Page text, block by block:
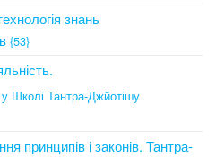
знань
{53}
Школі Тантра-Джйотішу
принципів і законів. Тантра-